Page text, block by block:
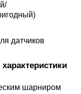
датчиков
шарниром